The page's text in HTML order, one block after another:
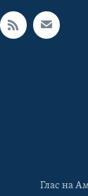
Глас на